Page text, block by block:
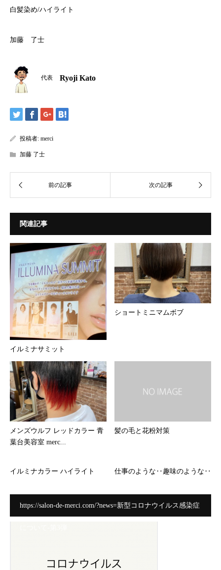
白髪染め/ハイライト
加藤 了士
代表 Ryoji Kato
投稿者: merci
加藤 了士
関連記事
イルミナサミット
ショートミニマムボブ
メンズウルフ レッドカラー 青
葉台美容室 merc...
髪の毛と花粉対策
イルミナカラー ハイライト 仕事のような‥趣味のような‥
https://salon-de-merci.com/?news=新型コロナウイルス感染症